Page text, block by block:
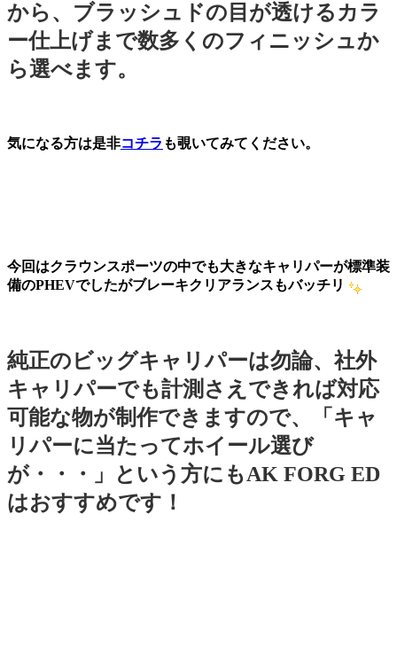
から、ブラッシュドの目が透けるカラ
ー仕上げまで数多くのフィニッシュか
ら選べます。
気になる方は是非コチラ も覗いてみてください。
今回はクラウンスポーツの中でも大きなキャリパーが標準装
備のPHEVでしたがブレーキクリアランスもバッチリ
純正のビッグキャリパーは勿論、社外
キャリパーでも計測さえできれば対応
可能な物が制作できますので、「キャ
リパーに当たってホイール選び
が・・・」という方にもAK FORG ED
はおすすめです！